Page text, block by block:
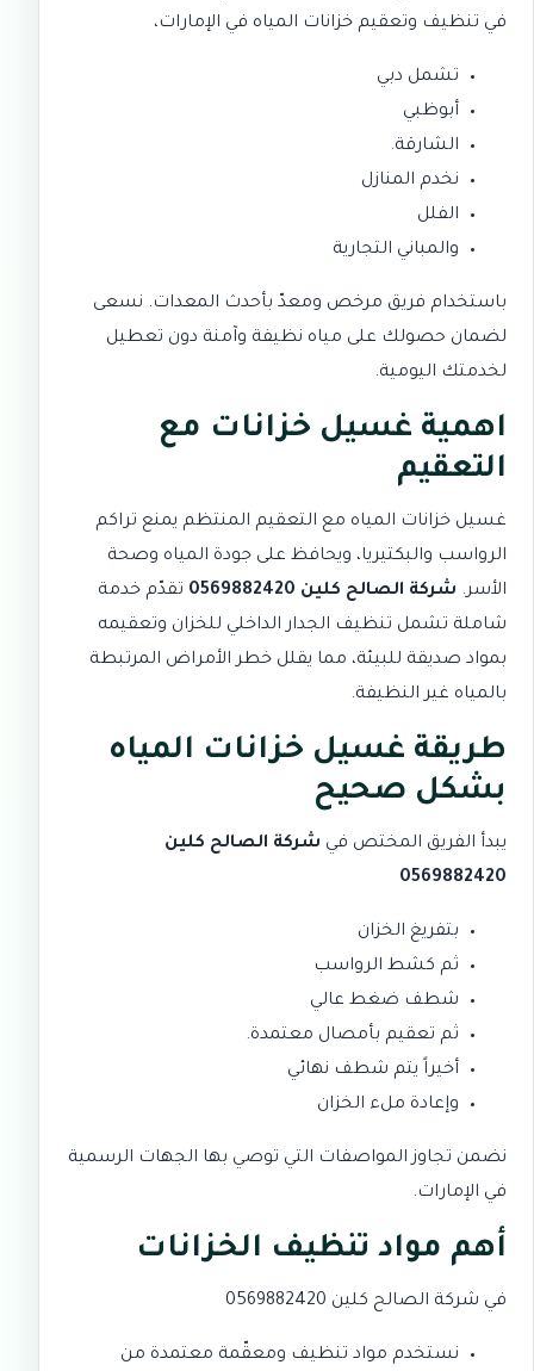
في تنظيف وتعقيم خزانات المياه في الإمارات،
تشمل دبي
أبوظبي
الشارقة.
نخدم المنازل
الفلل
والمباني التجارية
باستخدام فريق مرخص ومعدّ بأحدث المعدات. نسعى
لضمان حصولك على مياه نظيفة وآمنة دون تعطيل
لخدمتك اليومية.
اهمية غسيل خزانات مع
التعقيم
غسيل خزانات المياه مع التعقيم المنتظم يمنع تراكم
الرواسب والبكتيريا، ويحافظ على جودة المياه وصحة
الأسر. شركة الصالح كلين 0569882420 تقدّم خدمة
شاملة تشمل تنظيف الجدار الداخلي للخزان وتعقيمه
بمواد صديقة للبيئة، مما يقلل خطر الأمراض المرتبطة
بالمياه غير النظيفة.
طريقة غسيل خزانات المياه
بشكل صحيح
يبدأ الفريق المختص في شركة الصالح كلين
0569882420
بتفريغ الخزان
ثم كشط الرواسب
شطف ضغط عالي
ثم تعقيم بأمصال معتمدة.
أخيراً يتم شطف نهائي
وإعادة ملء الخزان
نضمن تجاوز المواصفات التي توصي بها الجهات الرسمية
في الإمارات.
أهم مواد تنظيف الخزانات
في شركة الصالح كلين 0569882420
نستخدم مواد تنظيف ومعقّمة معتمدة من